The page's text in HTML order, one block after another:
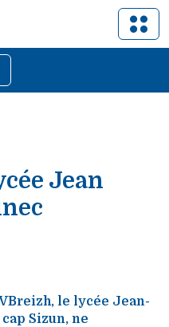
Jean
le lycée Jean-
Sizun, ne